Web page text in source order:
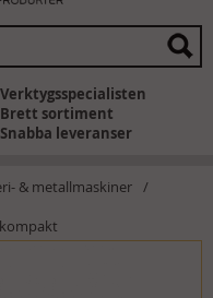
Verktygsspecialisten
Brett sortiment
Snabba leveranser
& metallmaskiner